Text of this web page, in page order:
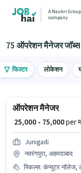
A Naukri Group
company
75 ऑपरेशन मैनेजर जॉब्स
फिल्टर लोकेशन
ऑपरेशन मैनेजर
₹ 25,000 - 75,000per
Junigadi
नवरंगपुरा, अहमदाबाद
स्किल्स: कंप्यूटर नॉलेज, लीड